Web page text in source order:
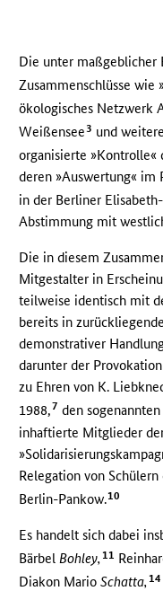
Die unter maßgeblicher
Zusammenschlüsse wie
ökologisches Netzwerk
Weißensee3 und
organisierte »Kontrolle«
deren »Auswertung« im
in der Berliner
Abstimmung mit
Die in diesem
Mitgestalter in
teilweise identisch mit
bereits in
demonstrativer
darunter der
zu Ehren von K.
1988,7 den
inhaftierte Mitglieder
Relegation von Schülern
Berlin-Pankow.10
Es handelt sich dabei
BärbelBohley,11
Diakon MarioSchatta, 14